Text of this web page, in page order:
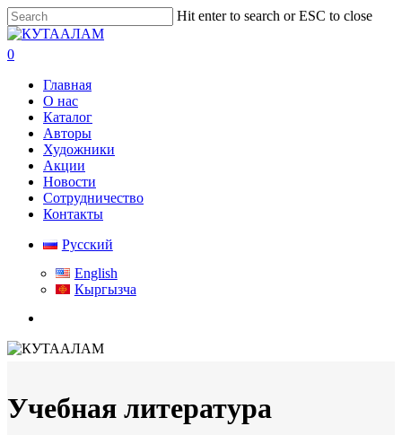
Skip
to
main
content
Hit enter to search or ESC to close
Close
Search
search
0
Главная
О нас
Каталог
Авторы
Художники
Акции
Новости
Сотрудничество
Контакты
Русский
English
Кыргызча
Учебная литература